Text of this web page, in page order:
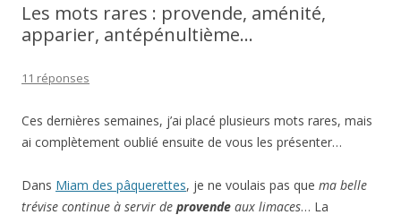
Les mots rares : provende, aménité,
apparier, antépénultième…
11 réponses
Ces dernières semaines, j’ai placé plusieurs mots rares, mais
ai complètement oublié ensuite de vous les présenter…
Dans Miam des pâquerettes, je ne voulais pas que ma belle
trévise continue à servir de provende aux limaces… La